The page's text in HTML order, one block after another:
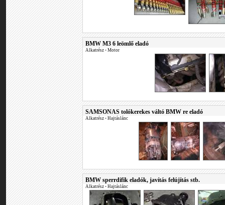
BMW M3 6 leömlő eladó
Alkatrész • Motor
SAMSONAS tolókerekes váltó BMW re eladó
Alkatrész • Hajtáslánc
BMW sperrdifik eladók, javítás felújítás stb.
Alkatrész • Hajtáslánc